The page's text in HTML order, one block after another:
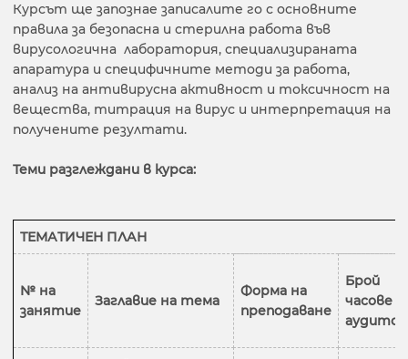
Курсът ще запознае записалите го с основните
правила за безопасна и стерилна работа във
вирусологична лаборатория, специализираната
апаратура и специфичните методи за работа,
анализ на антивирусна активност и токсичност на
вещества, титрация на вирус и интерпретация на
получените резултати.
Теми разглеждани в курса:
ТЕМАТИЧЕН ПЛАН
№ на
занятие
Заглавие на тема
Форма на
преподаване
Брой
часове